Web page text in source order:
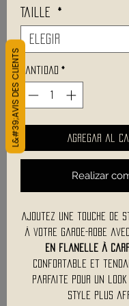
Taille *
Cantidad *
Agregar al
Realizar
Ajoutez une touche de
à votre garde-robe
en flanelle à
Confortable et
parfaite pour un look
style plus
L&#39;AVIS DES CLIENTS